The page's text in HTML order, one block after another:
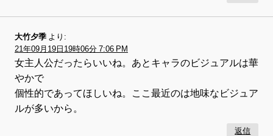
大竹夕季 より:
21年09月19日19時06分 7:06 PM
女主人公だったらいいね。あとキャラのビジュアルは華
やかで
個性的であってほしいね。ここ最近のは地味なビジュア
ルが多いから。
返信